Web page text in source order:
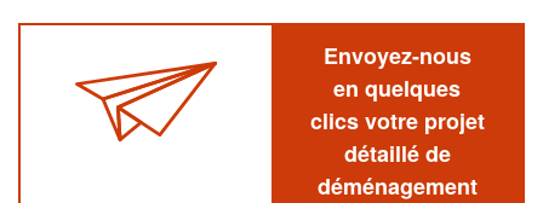
Envoyez-nous
en quelques
clics votre projet
détaillé de
déménagement